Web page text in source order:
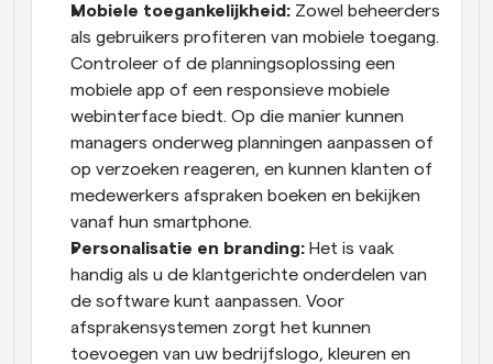
Mobiele toegankelijkheid: Zowel beheerders
als gebruikers profiteren van mobiele toegang.
Controleer of de planningsoplossing een
mobiele app of een responsieve mobiele
webinterface biedt. Op die manier kunnen
managers onderweg planningen aanpassen of
op verzoeken reageren, en kunnen klanten of
medewerkers afspraken boeken en bekijken
vanaf hun smartphone.
Personalisatie en branding: Het is vaak
handig als u de klantgerichte onderdelen van
de software kunt aanpassen. Voor
afsprakensystemen zorgt het kunnen
toevoegen van uw bedrijfslogo, kleuren en